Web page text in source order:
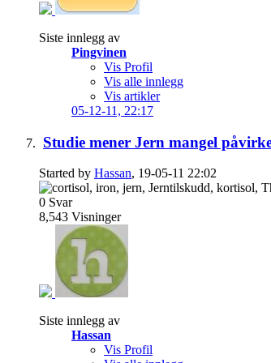
Siste innlegg av
Pingvinen
Vis Profil
Vis alle innlegg
Vis artikler
05-12-11, 22:17
Studie mener Jern mangel
Started by Hassan, 19-05-11 22:02
0 Svar
8,543 Visninger
Siste innlegg av
Hassan
Vis Profil